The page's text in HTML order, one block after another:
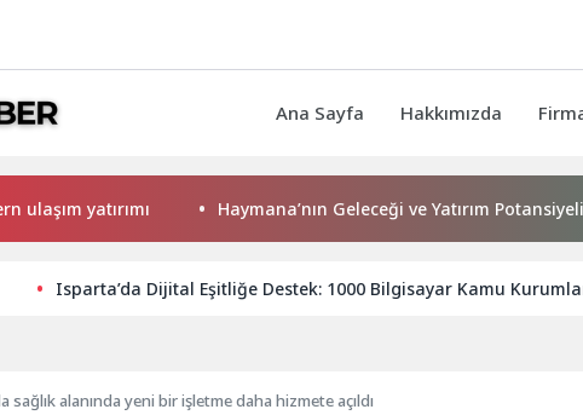
Ana Sayfa Hakkımızda
yatırımı Haymana’nın Geleceği ve Yatırım Potansiyeli Masaya
Isparta’da Dijital Eşitliğe Destek: 1000 Bilgisayar Kamu
sağlık alanında yeni bir işletme daha hizmete açıldı